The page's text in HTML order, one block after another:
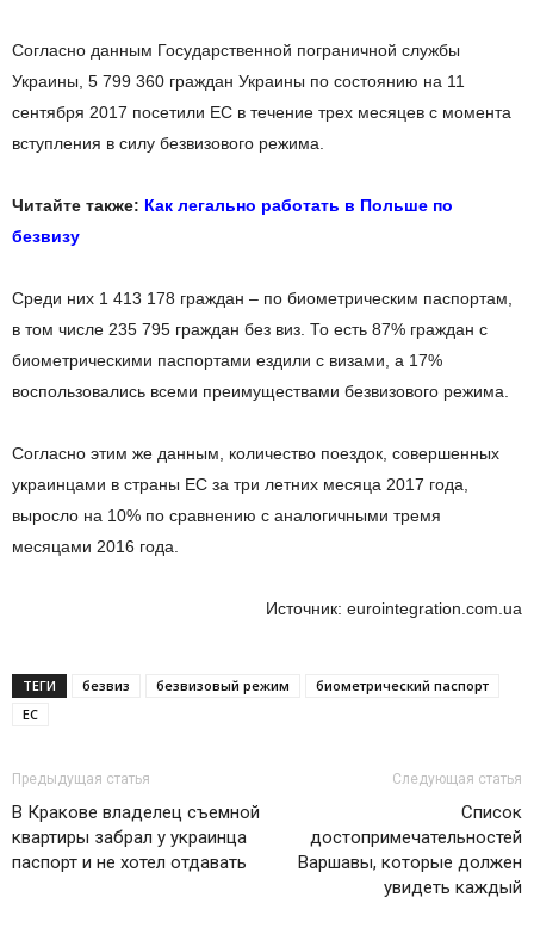
Согласно данным Государственной пограничной службы
Украины, 5 799 360 граждан Украины по состоянию на 11
сентября 2017 посетили ЕС в течение трех месяцев с момента
вступления в силу безвизового режима.
Читайте также: Как легально работать в Польше по
безвизу
Среди них 1 413 178 граждан – по биометрическим паспортам,
в том числе 235 795 граждан без виз. То есть 87% граждан с
биометрическими паспортами ездили с визами, а 17%
воспользовались всеми преимуществами безвизового режима.
Согласно этим же данным, количество поездок, совершенных
украинцами в страны ЕС за три летних месяца 2017 года,
выросло на 10% по сравнению с аналогичными тремя
месяцами 2016 года.
Источник: eurointegration.com.ua
ТЕГИ безвиз безвизовый режим
биометрический паспорт
ЕС
Предыдущая статья
В Кракове владелец съемной
квартиры забрал у украинца
паспорт и не хотел отдавать
Следующая статья
Список
достопримечательностей
Варшавы, которые должен
увидеть каждый